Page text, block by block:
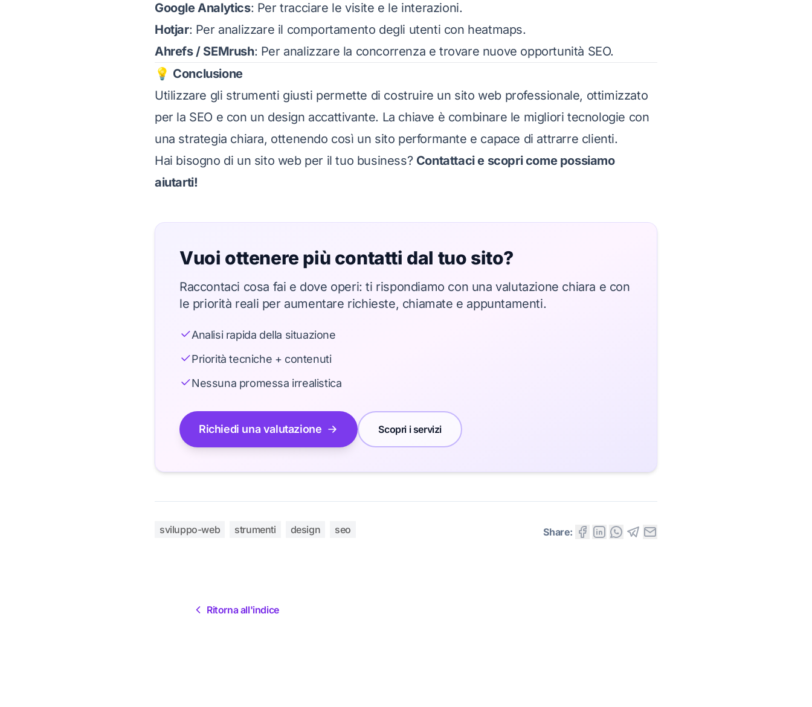
Google Analytics: Per tracciare le visite e le interazioni.
Hotjar: Per analizzare il comportamento degli utenti con heatmaps.
Ahrefs / SEMrush: Per analizzare la concorrenza e trovare nuove opportunità SEO.
💡 Conclusione
Utilizzare gli strumenti giusti permette di costruire un sito web professionale, ottimizzato
per la SEO e con un design accattivante. La chiave è combinare le migliori tecnologie con
una strategia chiara, ottenendo così un sito performante e capace di attrarre clienti.
Hai bisogno di un sito web per il tuo business? Contattaci e scopri come possiamo
aiutarti!
Vuoi ottenere più contatti dal tuo sito?
Raccontaci cosa fai e dove operi: ti rispondiamo con una valutazione chiara e con
le priorità reali per aumentare richieste, chiamate e appuntamenti.
Analisi rapida della situazione
Priorità tecniche + contenuti
Nessuna promessa irrealistica
Richiedi una valutazione Scopri i servizi
sviluppo-web strumenti design seo Share:
Ritorna all'indice